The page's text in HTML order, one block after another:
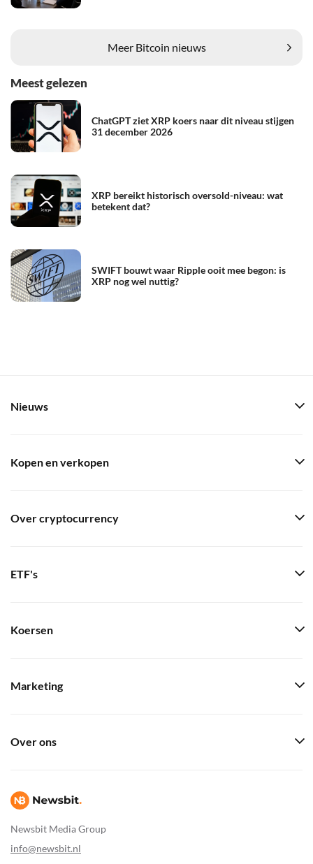
Meer Bitcoin nieuws
Meest gelezen
ChatGPT ziet XRP koers naar dit niveau stijgen
31 december 2026
XRP bereikt historisch oversold-niveau: wat
betekent dat?
SWIFT bouwt waar Ripple ooit mee begon: is
XRP nog wel nuttig?
Newsbit Media Group
info@newsbit.nl
Nieuws
Kopen en verkopen
Over cryptocurrency
ETF's
Koersen
Marketing
Over ons